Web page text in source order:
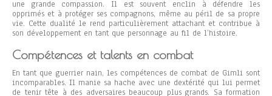
une grande compassion. Il est souvent enclin à défendre les
opprimés et à protéger ses compagnons, même au péril de sa propre
vie. Cette dualité le rend particulièrement attachant et contribue à
son développement en tant que personnage au fil de l’histoire.
Compétences et talents en combat
En tant que guerrier nain, les compétences de combat de Gimli sont
incomparables. Il manie sa hache avec une dextérité qui lui permet
de tenir tête à des adversaires beaucoup plus grands. Sa formation